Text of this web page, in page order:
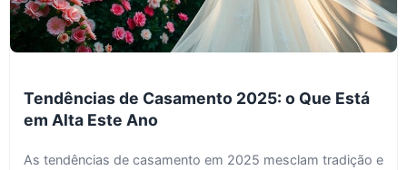
Tendências de Casamento 2025: o Que Está
em Alta Este Ano
As tendências de casamento em 2025 mesclam tradição e